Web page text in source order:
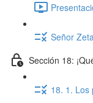
Señor
Sección 18:
18. 1. Los